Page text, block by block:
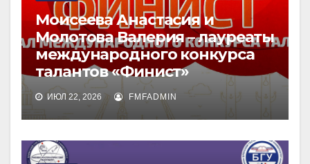
Моисеева Анастасия и
Молотова Валерия – лауреаты
международного конкурса
талантов «Финист»
ИЮЛ 22, 2026 FMFADMIN